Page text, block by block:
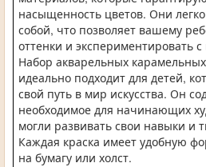
насыщенность цветов. Они
собой, что позволяет вашему
оттенки и экспериментировать
Набор акварельных
идеально подходит для детей,
свой путь в мир искусства. Он
необходимое для начинающих
могли развивать свои навыки и
Каждая краска имеет удобную
на бумагу или холст.